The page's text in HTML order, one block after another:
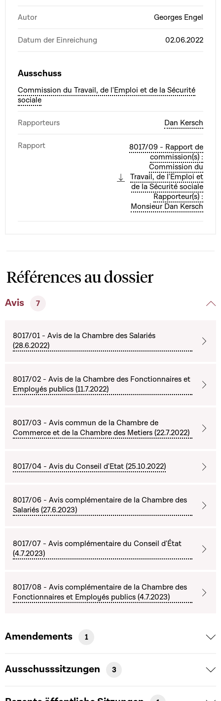
Autor Georges Engel
Datum der Einreichung 02.06.2022
Ausschuss
Commission du Travail, de l'Emploi et de la Sécurité
sociale
Rapporteurs Dan Kersch
Rapport
8017/09 - Rapport de
commission(s) :
Commission du
Travail, de l'Emploi et
de la Sécurité sociale
Rapporteur(s) :
Monsieur Dan Kersch
Références au dossier
Avis 7
8017/01 - Avis de la Chambre des Salariés
(28.6.2022)
8017/02 - Avis de la Chambre des Fonctionnaires et
Employés publics (11.7.2022)
8017/03 - Avis commun de la Chambre de
Commerce et de la Chambre des Metiers (22.7.2022)
8017/04 - Avis du Conseil d'Etat (25.10.2022)
8017/06 - Avis complémentaire de la Chambre des
Salariés (27.6.2023)
8017/07 - Avis complémentaire du Conseil d'État
(4.7.2023)
8017/08 - Avis complémentaire de la Chambre des
Fonctionnaires et Employés publics (4.7.2023)
Amendements 1
Ausschusssitzungen 3